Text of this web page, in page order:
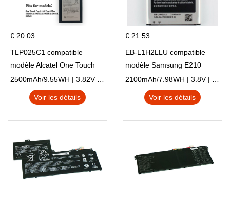
€ 20.03
TLP025C1 compatible
modèle Alcatel One Touch
Pop 4 Plus OT-5056D
2500mAh/9.55WH | 3.82V | Li-ion ...
Voir les détails
€ 21.53
EB-L1H2LLU compatible
modèle Samsung E210
E210K i939
2100mAh/7.98WH | 3.8V | Li-ion ...
Voir les détails